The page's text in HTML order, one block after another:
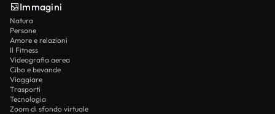
Immagini
Natura
Persone
Amore e relazioni
Il Fitness
Videografia aerea
Cibo e bevande
Viaggiare
Trasporti
Tecnologia
Zoom di sfondo virtuale